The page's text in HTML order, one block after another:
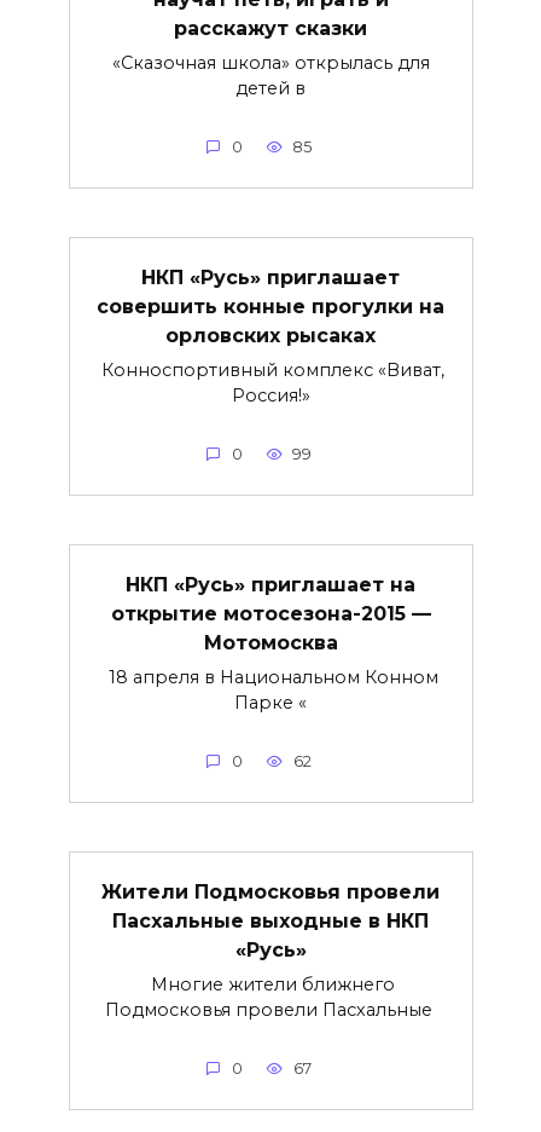
расскажут сказки
«Сказочная школа» открылась для
детей в
0 85
НКП «Русь» приглашает
совершить конные прогулки на
орловских рысаках
Конноспортивный комплекс «Виват,
Россия!»
0 99
НКП «Русь» приглашает на
открытие мотосезона-2015 —
Мотомосква
18 апреля в Национальном Конном
Парке «
0 62
Жители Подмосковья провели
Пасхальные выходные в НКП
«Русь»
Многие жители ближнего
Подмосковья провели Пасхальные
0 67